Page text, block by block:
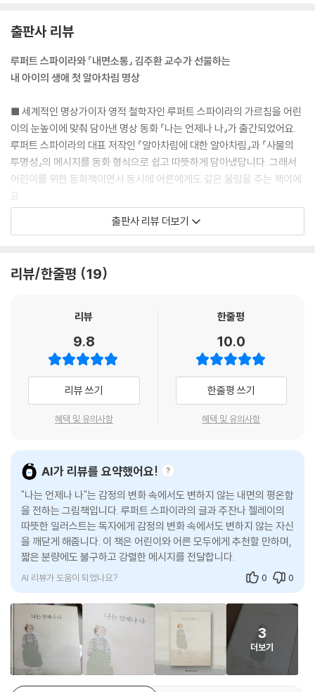
출판사 리뷰
루퍼트 스파이라와 『내면소통』 김주환 교수가 선물하는
내 아이의 생애 첫 알아차림 명상
■ 세계적인 명상가이자 영적 철학자인 루퍼트 스파이라의 가르침을 어린
이의 눈높이에 맞춰 담아낸 명상 동화 『나는 언제나 나』가 출간되었어요.
루퍼트 스파이라의 대표 저작인 『알아차림에 대한 알아차림』과 『사물의
투명성』의 메시지를 동화 형식으로 쉽고 따뜻하게 담아냈답니다. 그래서
어린이를 위한 동화책이면서 동시에 어른에게도 깊은 울림을 주는 책이에
요.
■ 『나는 언제나 나』는 “나는 존재한다(I Am)”라는 단순하지만 심오한 인
의 본질을 아주 단순하고 부드러운 언어로 들려주며, 아이들이 삶 속에서
다른, 내면의 안정되고 영원히 존재하는 ‘나’를 어렴풋이나마 느끼게 해준
다면, 이는 아이들에게 무엇과도 바꿀 수 없는 정서적 안정감과 마음근력
을 키워줄 것입니다. 따라서 이 책은 어린 시절부터 내면의 평화와 안정감
을 키워주어, 아이들이 앞으로 마주할 삶의 여러 도전 앞에서 더 단단한 회
복탄력성과 깊은 감성 지능을 기르는 데 도움을 주리라 생각합니다.” -옮
아이에게 주는 가장 깊은 선물, 변치 않는 ‘나’를 만나는 시간
■ 『나는 언제나 나』는 “나는 행복해”, “나는 슬퍼”, “나는 놀고 있어” 같은
일시적인 상태와 변치 않는 핵심적인 ‘나’를 구분하도록 도와줘요. 단순한
언어, 반복적이고 긍정적인 문장, 서정적이고 정교한 그림을 통해, 감정과
생각이 아무리 바뀌어도 그 안에 언제나 같은 모습으로 있는 ‘진짜 나’를 아
이들이 자연스럽게 알아차리게 해준답니다. 그렇게 아이들은 정서적 안정
감과 마음근력을 차근차근 키워갈 수 있어요.
■ 계속해서 변하는 세상 속에서 내가 누구인지 알아가는 건 쉽지 않아요.
루퍼트 스파이라의 이 동화책은 생각, 감정, 상황의 풍경을 지나 내가 본질
적으로 누구인가를 탐색하는 작은 여행으로 아이들을 이끌어요.
■ 일러스트레이터 주잔나 첼레이가 그린 아름다운 그림과 함께, 이 짧지
출판사 리뷰 더보기
리뷰/한줄평 19
리뷰
9.8
리뷰 쓰기
혜택 및 유의사항
한줄평
10.0
한줄평 쓰기
혜택 및 유의사항
AI가 리뷰를 요약했어요!
"나는 언제나 나"는 감정의 변화 속에서도 변하지 않는 내면의 평온함
을 전하는 그림책입니다. 루퍼트 스파이라의 글과 주잔나 첼레이의
따뜻한 일러스트는 독자에게 감정의 변화 속에서도 변하지 않는 자신
을 깨닫게 해줍니다. 이 책은 어린이와 어른 모두에게 추천할 만하며,
짧은 분량에도 불구하고 강렬한 메시지를 전달합니다.
AI 리뷰가 도움이 되었나요? 0 0
3
더보기